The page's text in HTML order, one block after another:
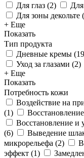
Для глаз (2)
Для зоны декольте (
+ Еще
Показать
Тип продукта
Дневные кремы (19
Уход за глазами (2)
+ Еще
Показать
Потребность кожи
Воздействие на
(1)
Восстановление и
(6) Выведение
микрорельефа (2)
эффект (1)